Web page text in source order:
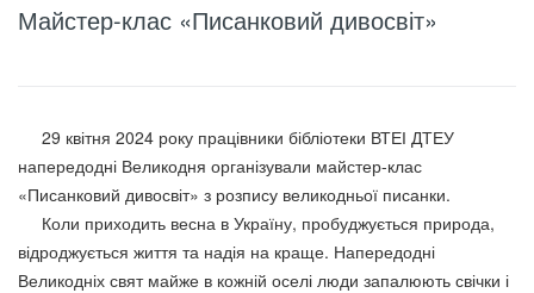
Майстер-клас «Писанковий дивосвіт»
29 квітня 2024 року працівники бібліотеки ВТЕІ ДТЕУ
напередодні Великодня організували майстер-клас
«Писанковий дивосвіт» з розпису великодньої писанки.
Коли приходить весна в Україну, пробуджується природа,
відроджується життя та надія на краще. Напередодні
Великодніх свят майже в кожній оселі люди запалюють свічки і